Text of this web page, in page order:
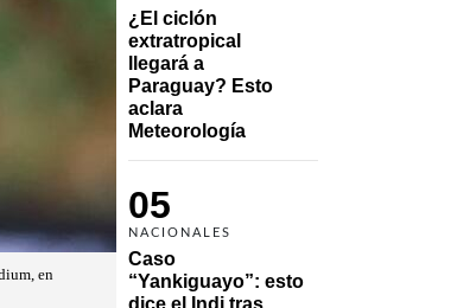
¿El ciclón
extratropical
llegará a
Paraguay? Esto
aclara
Meteorología
05
NACIONALES
Caso
“Yankiguayo”: esto
dice el Indi tras
en